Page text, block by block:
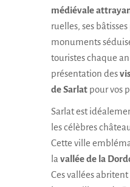
médiévale
ruelles, ses
monuments
touristes chaque
présentation des
de Sarlat pour vos
Sarlat est
les célèbres
Cette ville
la vallée de la
Ces vallées